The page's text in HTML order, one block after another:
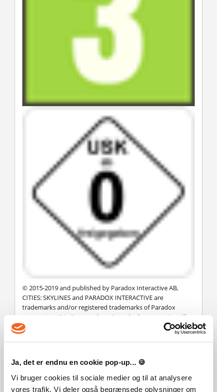
Ja, det er endnu en cookie pop-up... 🍪
Vi bruger cookies til sociale medier og til at analysere
vores trafik. Vi deler også begrænsede oplysninger om
© 2015-2019 and published by Paradox Interactive AB,
CITIES: SKYLINES and PARADOX INTERACTIVE are
trademarks and/or registered trademarks of Paradox
Interactive AB in Europe, the U.S., and other countries. All
other trademarks, logos and copyrights are property of
their respective owners.
VANLIGA FRÅGOR